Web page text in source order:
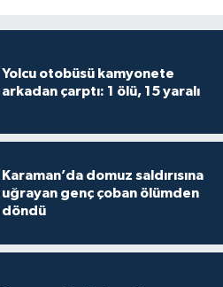
Yolcu otobüsü kamyonete
arkadan çarptı: 1 ölü, 15 yaralı
Karaman’da domuz saldırısına
uğrayan genç çoban ölümden
döndü